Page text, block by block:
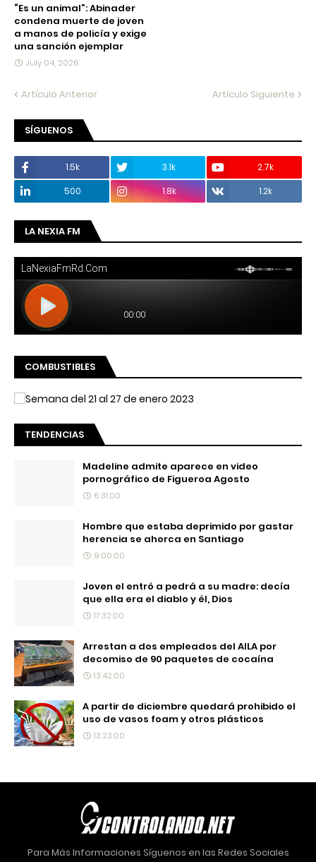
“Es un animal”: Abinader
condena muerte de joven
a manos de policía y exige
una sanción ejemplar
July 04, 2026
Artículo Anterior Artículo Siguiente
SÍGUENOS
1.5k 3.1k
2.7k
500
1.8k 1.2k
LA NEXIA FM
COMBUSTIBLES
TENDENCIAS
Madeline admite aparece en video
pornográfico de Figueroa Agosto
6:31:00
Hombre que estaba deprimido por gastar
herencia se ahorca en Santiago
9:00:00
Joven el entró a pedrá a su madre: decía
que ella era el diablo y él, Dios
17:32:00
Arrestan a dos empleados del AILA por
decomiso de 90 paquetes de cocaína
13:42:00
A partir de diciembre quedará prohibido el
uso de vasos foam y otros plásticos
13:23:00
Para Más Informaciones Síguenos en las Redes Sociales